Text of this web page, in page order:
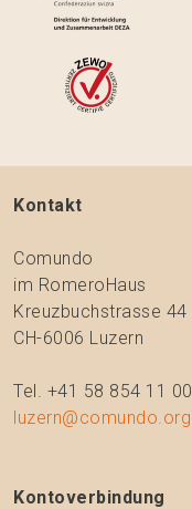
Kontakt
Comundo
im RomeroHaus
Kreuzbuchstrasse 44
CH-6006 Luzern
Tel. +41 58 854 11 00
luzern@comundo.org
Kontoverbindung